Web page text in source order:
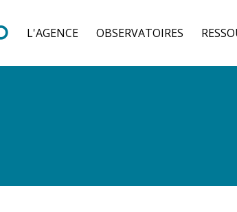
L'AGENCE OBSERVATOIRES